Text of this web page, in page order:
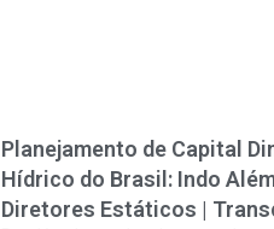
Planejamento de Capital
Hídrico do Brasil: Indo
Diretores Estáticos |